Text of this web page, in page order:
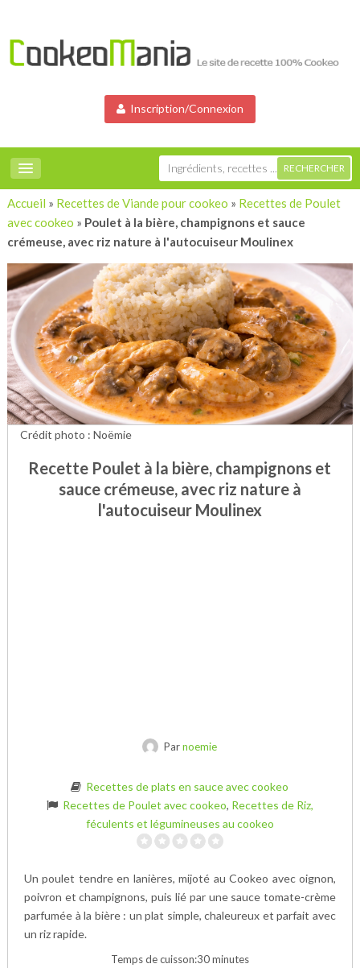
Inscription/Connexion
Accueil » Recettes de Viande pour cookeo » Recettes de Poulet
avec cookeo » Poulet à la bière, champignons et sauce
crémeuse, avec riz nature à l'autocuiseur Moulinex
Recette Poulet à la bière, champignons et
sauce crémeuse, avec riz nature à
l'autocuiseur Moulinex
Parnoemie
Recettes de plats en sauce avec cookeo
Recettes de Poulet avec cookeo, Recettes de Riz,
féculents et légumineuses au cookeo
Un poulet tendre en lanières, mijoté au Cookeo avec oignon,
poivron et champignons, puis lié par une sauce tomate-crème
parfumée à la bière : un plat simple, chaleureux et parfait avec
un riz rapide.
Temps de cuisson:30 minutes
Crédit photo : Noëmie